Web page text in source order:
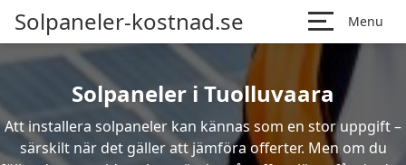
Solpaneler-kostnad.se Menu
Solpaneler i Tuolluvaara
Att installera solpaneler kan kännas som en stor uppgift –
särskilt när det gäller att jämföra offerter. Men om du